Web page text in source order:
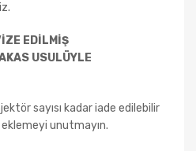
EDİLMİŞ
USULÜYLE
sayısı kadar iade edilebilir
unutmayın.